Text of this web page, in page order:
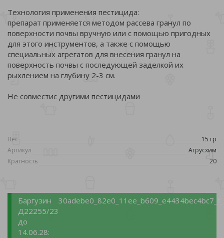
Технология применения пестицида:
препарат применяется методом рассева гранул по
поверхности почвы вручную или с помощью пригодных
для этого инструментов, а также с помощью
специальных агрегатов для внесения гранул на
поверхность почвы с последующей заделкой их
рыхлением на глубину 2-3 см.
Не совместис другими пестицидами
Вес
15 гр
Артикул
Агрусхим
Кратность
20
Баргузин
Д22255/23
до
14.06.28: